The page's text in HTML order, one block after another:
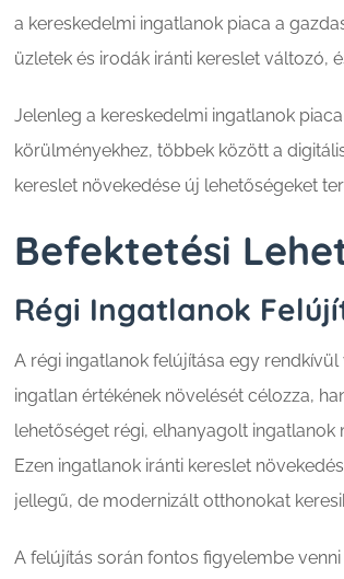
a kereskedelmi ingatlanok piaca a
üzletek és irodák iránti kereslet változó,
Jelenleg a kereskedelmi ingatlanok
körülményekhez, többek között a
kereslet növekedése új lehetőségeket
Befektetési
Régi Ingatlanok
A régi ingatlanok felújítása egy
ingatlan értékének növelését célozza,
lehetőséget régi, elhanyagolt
Ezen ingatlanok iránti kereslet
jellegű, de modernizált otthonokat
A felújítás során fontos figyelembe